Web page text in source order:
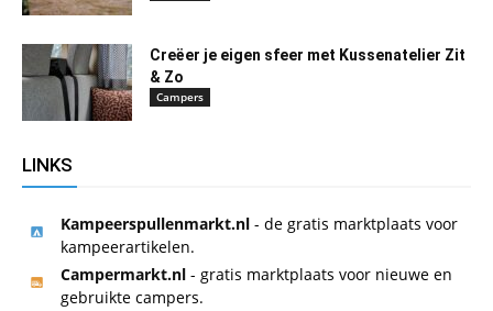
Creëer je eigen sfeer met Kussenatelier Zit
& Zo
Campers
LINKS
Kampeerspullenmarkt.nl - de gratis marktplaats voor
kampeerartikelen.
Campermarkt.nl - gratis marktplaats voor nieuwe en
gebruikte campers.